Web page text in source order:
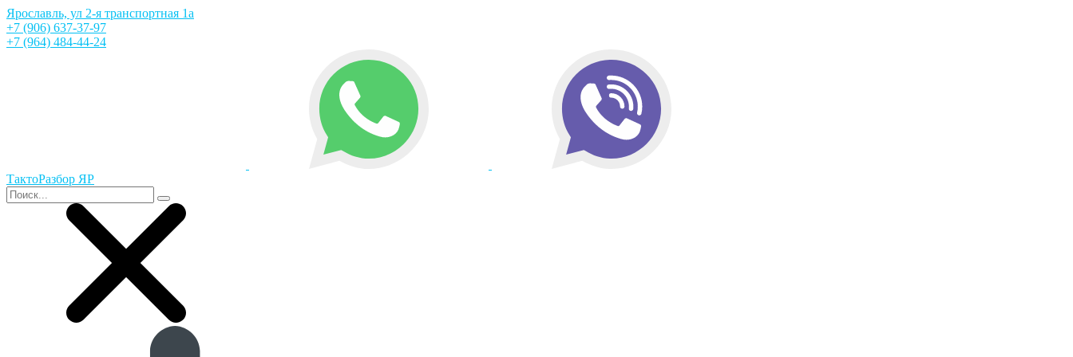
Ярославль, ул 2-я транспортная 1а
+7 (906) 637-37-97
+7 (964) 484-44-24
ТактоРазбор ЯР